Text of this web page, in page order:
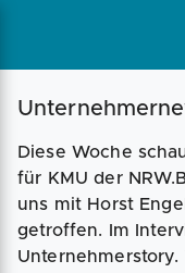
Diese Woche
für KMU der
uns mit Horst
getroffen. Im